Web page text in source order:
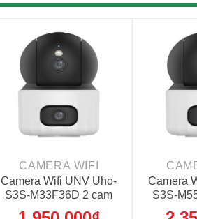
CAMERA WIFI
Camera Wifi UNV Uho-
S3S-M33F36D 2 cam
(3MP+3MP)
Camera
S3S-